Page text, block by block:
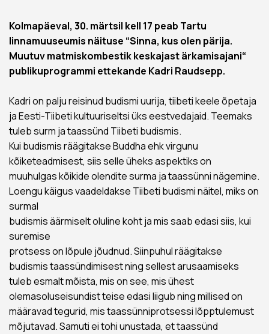
Kolmapäeval, 30. märtsil kell 17 peab Tartu
linnamuuseumis näituse “Sinna, kus olen pärija.
Muutuv matmiskombestik keskajast ärkamisajani“
publikuprogrammi ettekande Kadri Raudsepp.
Kadri on palju reisinud budismi uurija, tiibeti keele õpetaja
ja Eesti-Tiibeti kultuuriseltsi üks eestvedajaid. Teemaks
tuleb surm ja taassünd Tiibeti budismis.
Kui budismis räägitakse Buddha ehk virgunu
kõiketeadmisest, siis selle üheks aspektiks on
muuhulgas kõikide olendite surma ja taassünni nägemine.
Loengu käigus vaadeldakse Tiibeti budismi näitel, miks on
surmal
budismis äärmiselt oluline koht ja mis saab edasi siis, kui
suremise
protsess on lõpule jõudnud. Siinpuhul räägitakse
budismis taassündimisest ning sellest arusaamiseks
tuleb esmalt mõista, mis on see, mis ühest
olemasoluseisundist teise edasi liigub ning millised on
määravad tegurid, mis taassünniprotsessi lõpptulemust
mõjutavad. Samuti ei tohi unustada, et taassünd